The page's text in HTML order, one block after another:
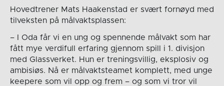
Hovedtrener Mats Haakenstad er svært fornøyd med
tilveksten på målvaktsplassen:
– I Oda får vi en ung og spennende målvakt som har
fått mye verdifull erfaring gjennom spill i 1. divisjon
med Glassverket. Hun er treningsvillig, eksplosiv og
ambisiøs. Nå er målvaktsteamet komplett, med unge
keepere som vil opp og frem – og som vi tror vil